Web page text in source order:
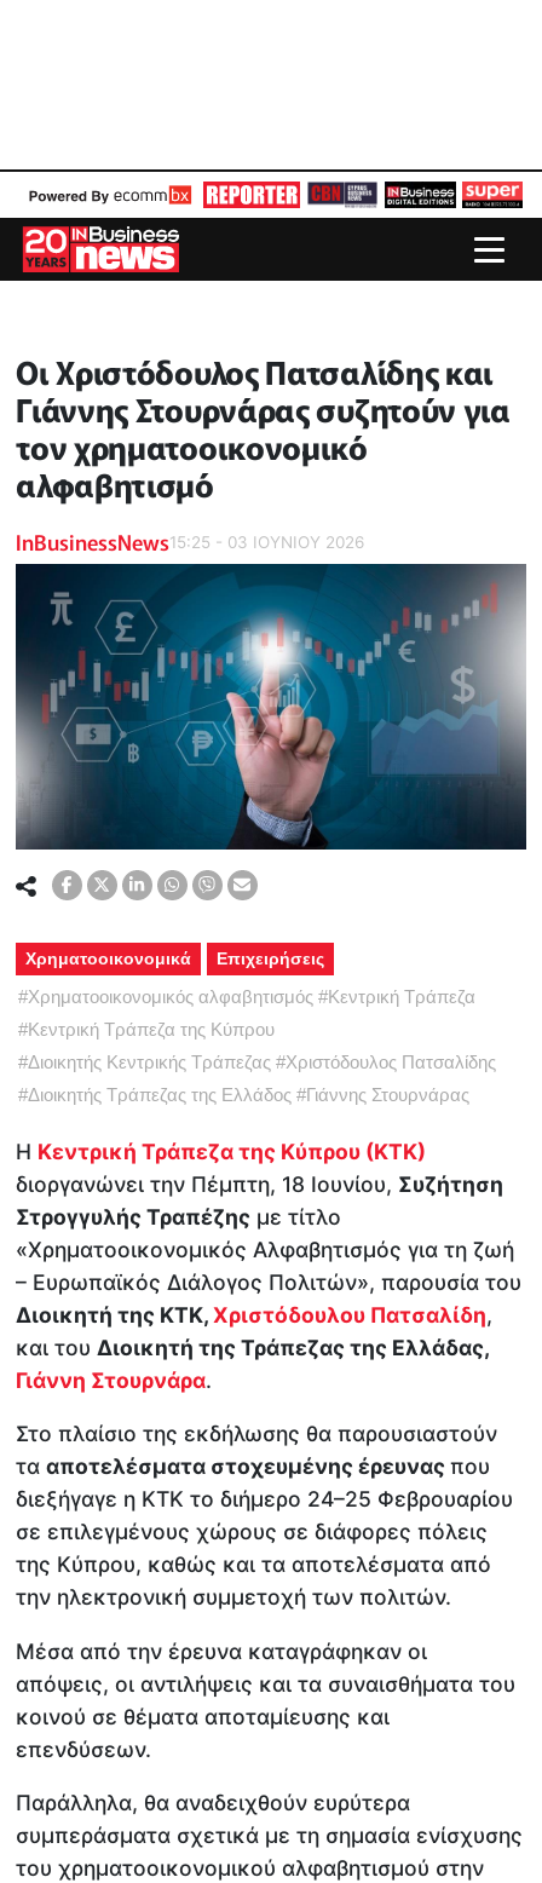
Οι Χριστόδουλος Πατσαλίδης και
Γιάννης Στουρνάρας συζητούν για
τον χρηματοοικονομικό
αλφαβητισμό
InBusinessNews15:25 - 03 ΙΟΥΝΙΟΥ 2026
Χρηματοοικονομικά Επιχειρήσεις
#Χρηματοοικονομικός αλφαβητισμός #Κεντρική Τράπεζα
#Κεντρική Τράπεζα της Κύπρου
#Διοικητής Κεντρικής Τράπεζας #Χριστόδουλος Πατσαλίδης
#Διοικητής Τράπεζας της Ελλάδος #Γιάννης Στουρνάρας
Η Κεντρική Τράπεζα της Κύπρου (ΚΤΚ)
διοργανώνει την Πέμπτη, 18 Ιουνίου, Συζήτηση
Στρογγυλής Τραπέζης με τίτλο
«Χρηματοοικονομικός Αλφαβητισμός για τη ζωή
– Ευρωπαϊκός Διάλογος Πολιτών», παρουσία του
Διοικητή της ΚΤΚ,Χριστόδουλου Πατσαλίδη,
και του Διοικητή της Τράπεζας της Ελλάδας,
Γιάννη Στουρνάρα.
Στο πλαίσιο της εκδήλωσης θα παρουσιαστούν
τααποτελέσματα στοχευμένης έρευναςπου
διεξήγαγε η ΚΤΚ το διήμερο 24–25 Φεβρουαρίου
σε επιλεγμένους χώρους σε διάφορες πόλεις
της Κύπρου, καθώς και τα αποτελέσματα από
την ηλεκτρονική συμμετοχή των πολιτών.
Μέσα από την έρευνα καταγράφηκαν οι
απόψεις, οι αντιλήψεις και τα συναισθήματα του
κοινού σε θέματα αποταμίευσης και
επενδύσεων.
Παράλληλα, θα αναδειχθούν ευρύτερα
συμπεράσματα σχετικά με τη σημασία ενίσχυσης
του χρηματοοικονομικού αλφαβητισμού στην